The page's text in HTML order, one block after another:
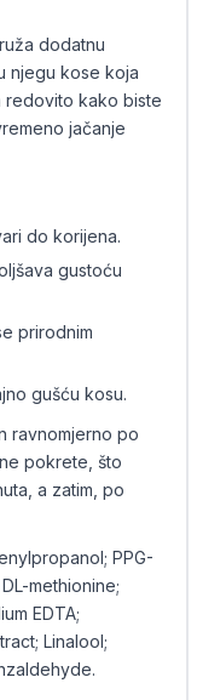
dodatnu
njegu kose koja
redovito kako biste
jačanje
do korijena.
gustoću
prirodnim
gušću kosu.
ravnomjerno po
pokrete, što
a zatim, po
PPG-
methionine;
EDTA;
Linalool;